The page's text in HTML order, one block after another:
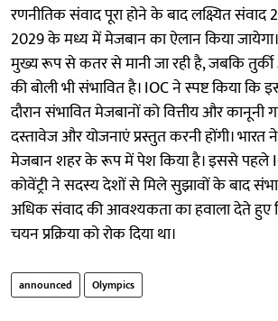
रणनीतिक संवाद पूरा होने के बाद लक्ष्यित संवाद
2029 के मध्य में मेजबान का ऐलान किया जायेगा।
मुख्य रूप से कतर से मानी जा रही है, जबकि तुर्की
की बोली भी संभावित है। IOC ने स्पष्ट किया कि
दौरान संभावित मेजबानों को वित्तीय और कानूनी
दस्तावेज और योजनाएं प्रस्तुत करनी होंगी। भारत
मेजबान शहर के रूप में पेश किया है। इससे पहले
कोवेंट्री ने सदस्य देशों से मिले सुझावों के बाद
अधिक संवाद की आवश्यकता का हवाला देते हुए
चयन प्रक्रिया को रोक दिया था।
announced Olympics